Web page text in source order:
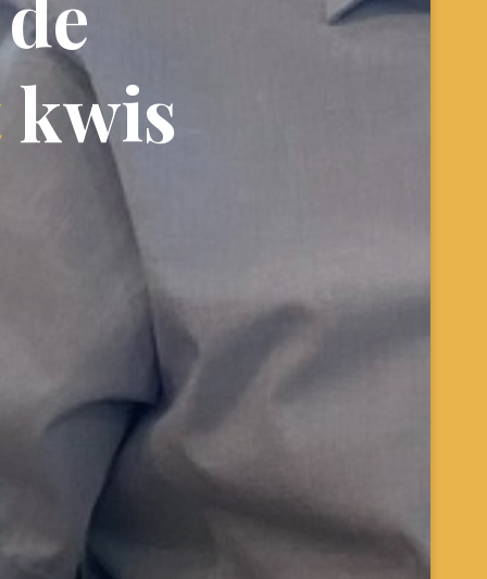
kwis